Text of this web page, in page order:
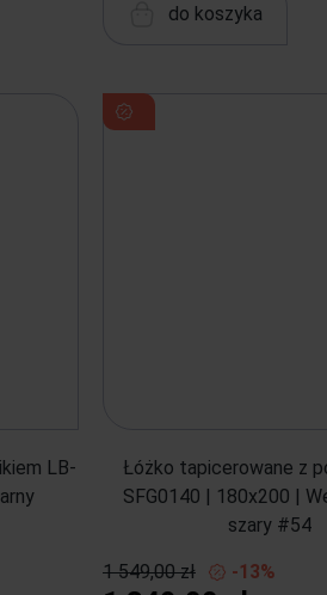
do koszyka
LB-
Łóżko tapicerowane z
SFG0140 | 180x200 |
szary #54
1 549,00 zł -13%